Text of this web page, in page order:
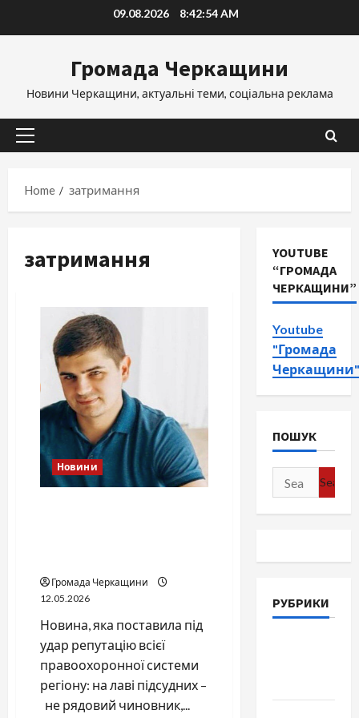
09.08.2026 8:42:55 AM
Громада Черкащини
Новини Черкащини, актуальні теми, соціальна реклама
Primary
Home
затримання
затримання
Новини
Громада Черкащини
12.05.2026
Новина, яка поставила під
удар репутацію всієї
правоохоронної системи
регіону: на лаві підсудних –
не рядовий чиновник,...
YOUTUBE
“ГРОМАДА
ЧЕРКАЩИНИ”
Youtube
"Громада
Черкащини"
ПОШУК
Search
for:
РУБРИКИ